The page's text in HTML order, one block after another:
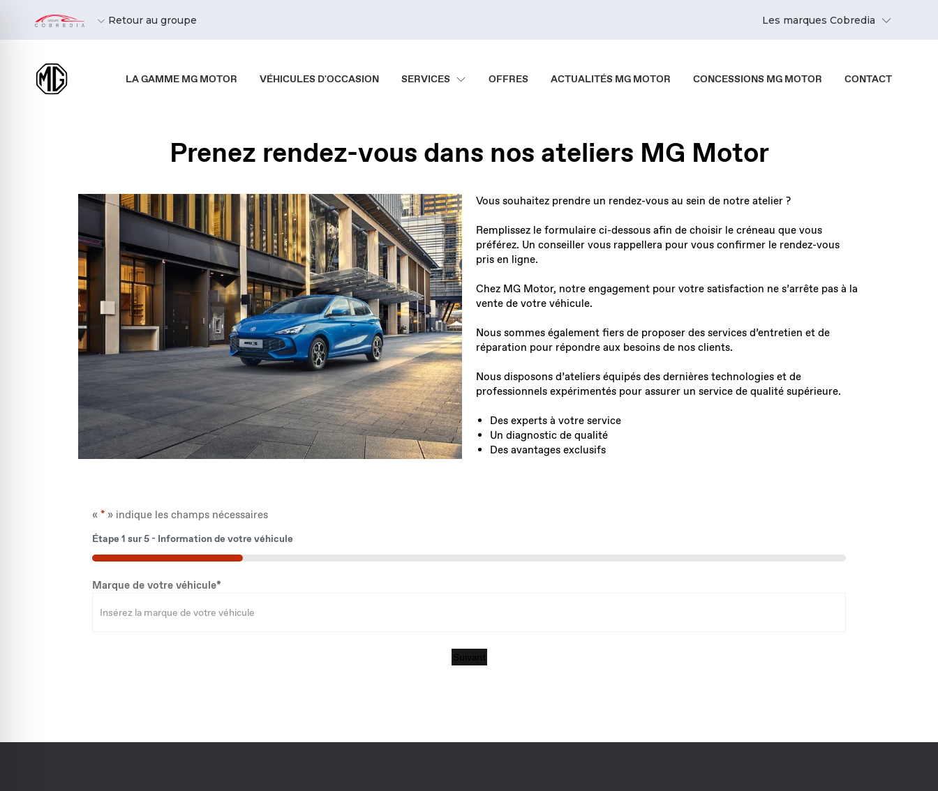
Retour au groupe Les marques Cobredia
LA GAMME MG MOTOR VÉHICULES D'OCCASION SERVICES OFFRES ACTUALITÉS MG MOTOR CONCESSIONS MG MOTOR CONTACT
Prenez rendez-vous dans nos ateliers MG Motor
Vous souhaitez prendre un rendez-vous au sein de notre atelier ?
Remplissez le formulaire ci-dessous afin de choisir le créneau que vous
préférez. Un conseiller vous rappellera pour vous confirmer le rendez-vous
pris en ligne.
Chez MG Motor, notre engagement pour votre satisfaction ne s’arrête pas à la
vente de votre véhicule.
Nous sommes également fiers de proposer des services d’entretien et de
réparation pour répondre aux besoins de nos clients.
Nous disposons d’ateliers équipés des dernières technologies et de
professionnels expérimentés pour assurer un service de qualité supérieure.
Des experts à votre service
Un diagnostic de qualité
Des avantages exclusifs
« * » indique les champs nécessaires
Étape 1 sur5 - Information de votre véhicule
20%
Marque de votre véhicule*